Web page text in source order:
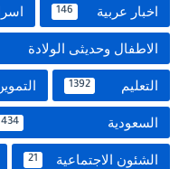
اخبار عربية 146
الاطفال وحديثى الولادة
التعليم 1392
السعودية 434
الشئون الاجتماعية 21